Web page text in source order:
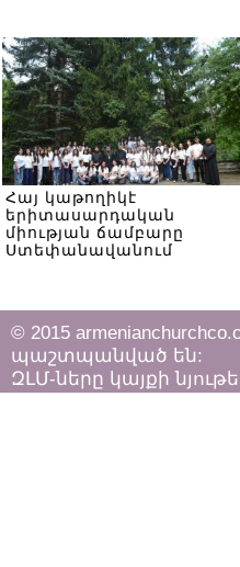
Հայ կաթողիկէ
երիտասարդական
միության ճամբարը
Ստեփանավանում
© 2015
պաշտպանված են:
ԶԼՄ-ները կայքի